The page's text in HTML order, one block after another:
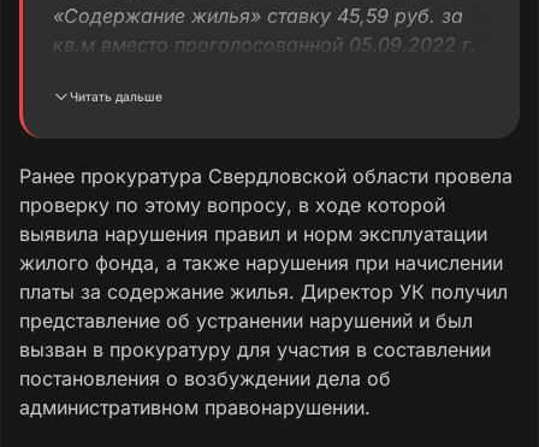
«Содержание жилья» ставку 45,59 руб. за
кв.м вместо проголосованной 05.09.2022 г.
за кв.м (Протокол собрания).
обращались в Государственную жилищную
инспекцию, Прокуратуру, депутату
Альшевских А.Г., но управляющая компания
не реагирует на предписания, и мы
продолжаем платить по ставке 45,59 руб. за
кв.м по настоящее время.
Просим провести проверку и дать указание
с требованием перерасчёта с июля 2025
Читать дальше
Ранее прокуратура Свердловской области провела
проверку по этому вопросу, в ходе которой
выявила нарушения правил и норм эксплуатации
жилого фонда, а также нарушения при начислении
платы за содержание жилья. Директор УК получил
представление об устранении нарушений и был
вызван в прокуратуру для участия в составлении
постановления о возбуждении дела об
административном правонарушении.